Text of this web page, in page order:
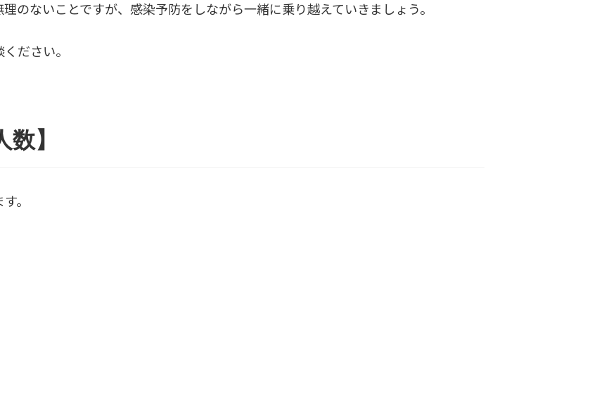
のないことですが、感染予防をしながら一緒に乗り越えていきましょう。
ださい。
】
。